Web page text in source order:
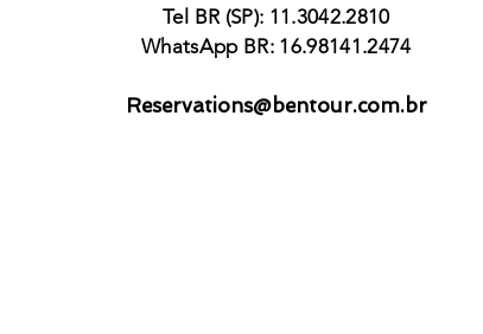
Tel BR (SP): 11.3042.2810
WhatsApp BR: 16.98141.2474
Reservations@bentour.com.br